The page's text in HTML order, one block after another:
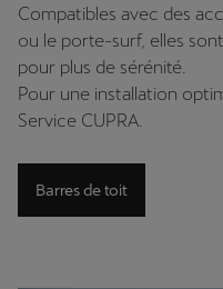
Compatibles avec des
ou le porte-surf, elles
pour plus de sérénité.
Pour une installation
Service CUPRA.
Barres de toit